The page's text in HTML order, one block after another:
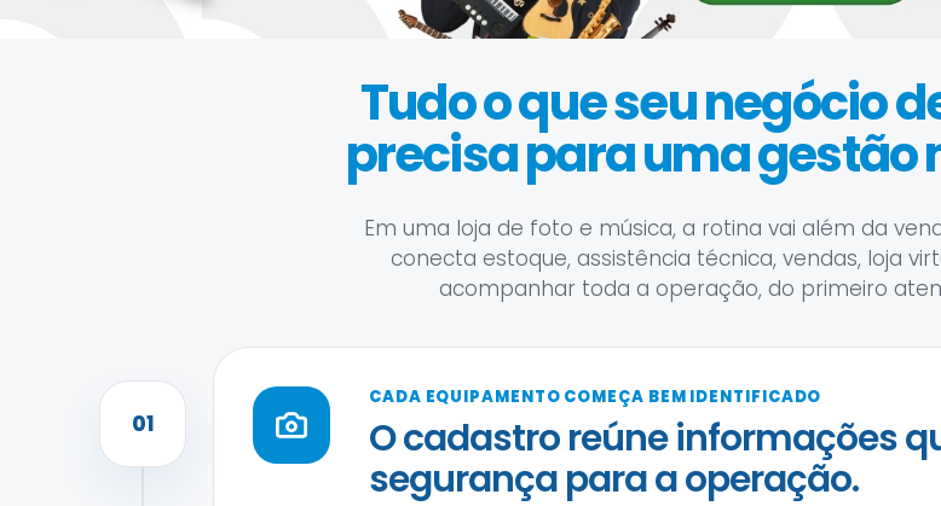
Tudo o que seu negócio
precisa para uma gestão
Em uma loja de foto e música, a rotina vai além da
conecta estoque, assistência técnica, vendas, loja
acompanhar toda a operação, do primeiro
01
CADA EQUIPAMENTO COMEÇA BEM IDENTIFICADO
O cadastro reúne informações
segurança para a operação.